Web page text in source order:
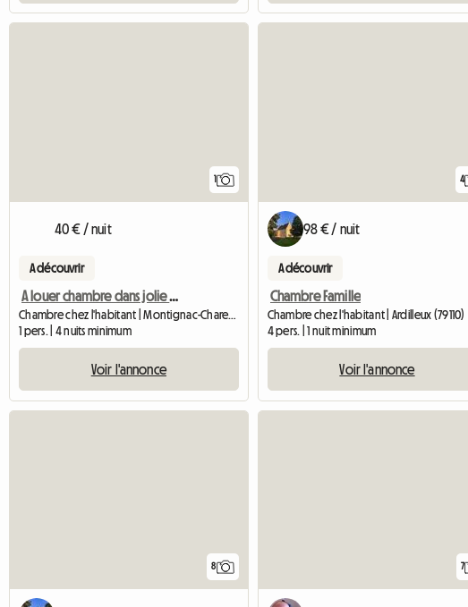
1
40 € / nuit
A découvrir
A louer chambre dans jolie maison
Chambre chez l'habitant | Montignac-Charente (16330) | 17 M2
1 pers. | 4 nuits minimum
Voir l'annonce
4
98 € / nuit
A découvrir
Chambre Famille
Chambre chez l'habitant | Ardilleux (79110)
4 pers. | 1 nuit minimum
Voir l'annonce
8 7